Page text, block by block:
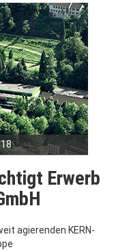
Erwerb
agierenden KERN-